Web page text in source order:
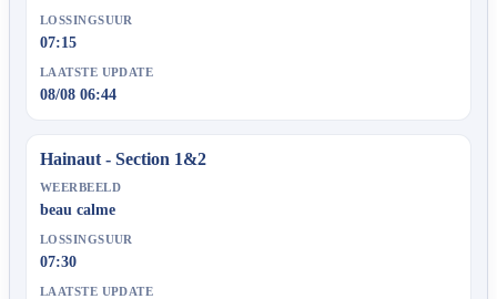
LOSSINGSUUR
07:15
LAATSTE UPDATE
08/08 06:44
Hainaut - Section 1&2
WEERBEELD
beau calme
LOSSINGSUUR
07:30
LAATSTE UPDATE